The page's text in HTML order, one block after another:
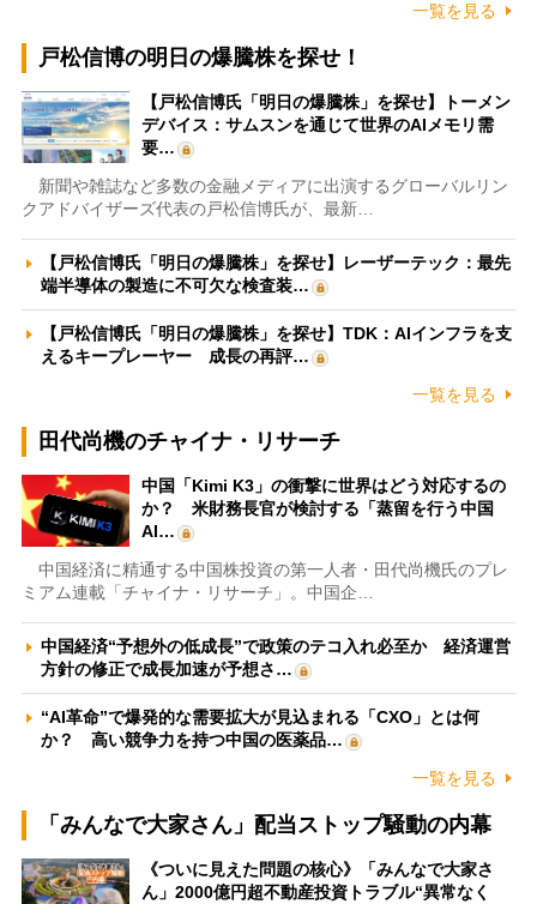
一覧を見る
戸松信博の明日の爆騰株を探せ！
【戸松信博氏「明日の爆騰株」を探せ】トーメン
デバイス：サムスンを通じて世界のAIメモリ需
要…
新聞や雑誌など多数の金融メディアに出演するグローバルリン
クアドバイザーズ代表の戸松信博氏が、最新…
【戸松信博氏「明日の爆騰株」を探せ】レーザーテック：最先
端半導体の製造に不可欠な検査装…
【戸松信博氏「明日の爆騰株」を探せ】TDK：AIインフラを支
えるキープレーヤー 成長の再評…
一覧を見る
田代尚機のチャイナ・リサーチ
中国「Kimi K3」の衝撃に世界はどう対応するの
か？ 米財務長官が検討する「蒸留を行う中国
AI…
中国経済に精通する中国株投資の第一人者・田代尚機氏のプレ
ミアム連載「チャイナ・リサーチ」。中国企…
中国経済“予想外の低成長”で政策のテコ入れ必至か 経済運営
方針の修正で成長加速が予想さ…
“AI革命”で爆発的な需要拡大が見込まれる「CXO」とは何
か？ 高い競争力を持つ中国の医薬品…
一覧を見る
「みんなで大家さん」配当ストップ騒動の内幕
《ついに見えた問題の核心》「みんなで大家さ
ん」2000億円超不動産投資トラブル“異常なく